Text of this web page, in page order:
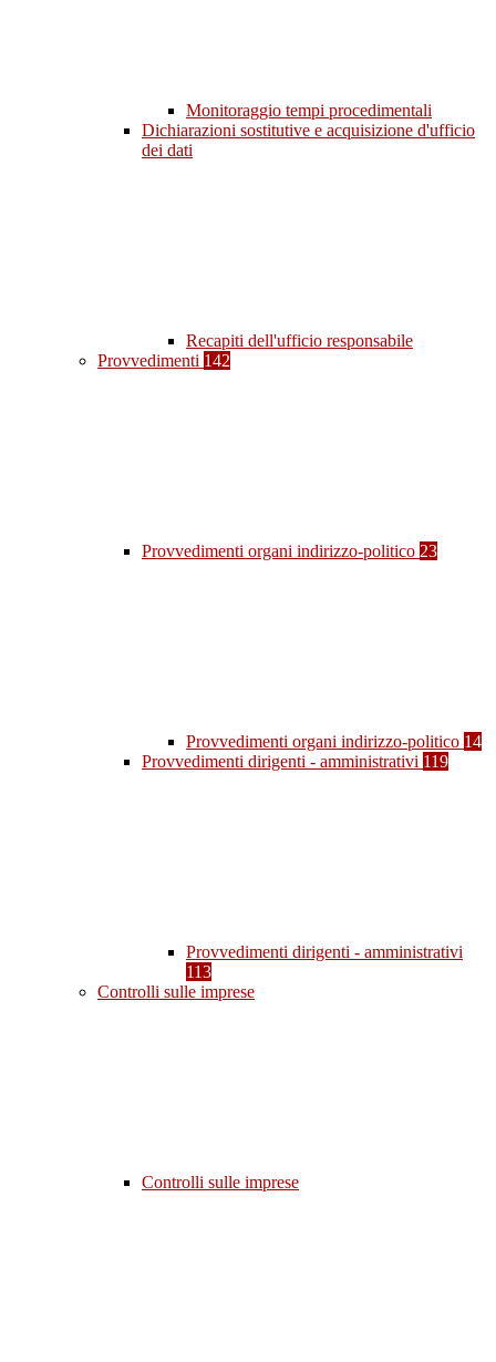
Monitoraggio tempi procedimentali
Dichiarazioni sostitutive e acquisizione d'ufficio
dei dati
Recapiti dell'ufficio responsabile
Provvedimenti 142
Provvedimenti organi indirizzo-politico 23
Provvedimenti organi indirizzo-politico 14
Provvedimenti dirigenti - amministrativi 119
Provvedimenti dirigenti - amministrativi
113
Controlli sulle imprese
Controlli sulle imprese